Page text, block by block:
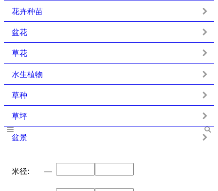
花卉种苗
盆花
草花
水生植物
草种
草坪
盆景
米径: —